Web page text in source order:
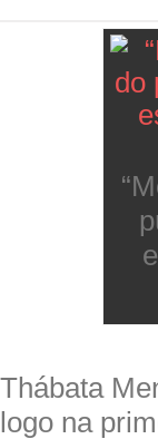
Thábata
logo na